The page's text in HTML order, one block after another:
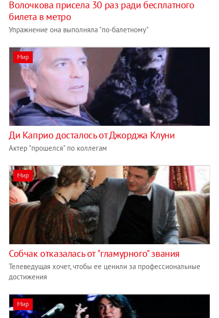
Волочкова присела 30 раз ради бесплатного
билета в метро
Упражнение она выполняла "по-балетному"
Мир
Ди Каприо досталось от Джорджа Клуни
Актер "прошелся" по коллегам
Мир
Собчак отказалась от "гламурного" звания
Телеведущая хочет, чтобы ее ценили за профессиональные
достижения
Мир